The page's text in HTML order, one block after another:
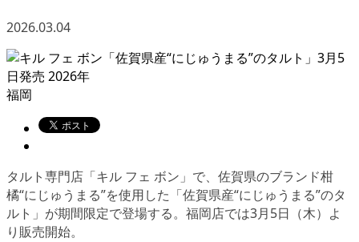
2026.03.04
福岡
タルト専門店「キル フェ ボン」で、佐賀県のブランド柑
橘“にじゅうまる”を使用した「佐賀県産“にじゅうまる”のタ
ルト」が期間限定で登場する。福岡店では3月5日（木）よ
り販売開始。